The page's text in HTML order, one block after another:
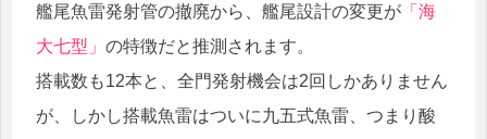
艦尾魚雷発射管の撤廃から、艦尾設計の変更が 「海
大七型」 の特徴だと推測されます。
搭載数も12本と、全門発射機会は2回しかありません
が、しかし搭載魚雷はついに九五式魚雷、つまり酸